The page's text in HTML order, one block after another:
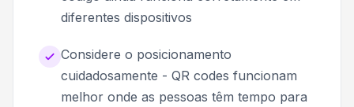
diferentes dispositivos
Considere o posicionamento
cuidadosamente - QR codes funcionam
melhor onde as pessoas têm tempo para